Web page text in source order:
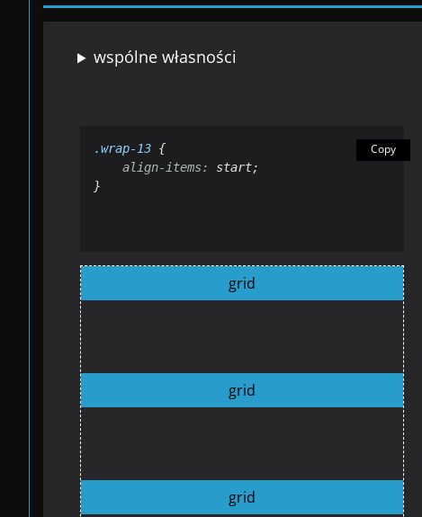
wspólne własności
Copy
.wrap-13 {
align-items:
start;
}
grid
grid
grid